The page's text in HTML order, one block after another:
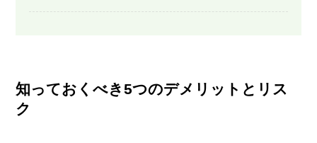
知っておくべき5つのデメリットとリス
ク